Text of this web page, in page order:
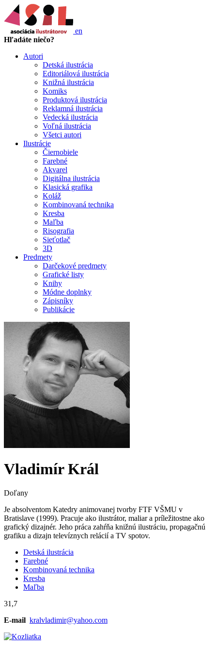
en
Hľadáte niečo?
Autori
Detská ilustrácia
Editoriálová ilustrácia
Knižná ilustrácia
Komiks
Produktová ilustrácia
Reklamná ilustrácia
Vedecká ilustrácia
Voľná ilustrácia
Všetci autori
Ilustrácie
Čiernobiele
Farebné
Akvarel
Digitálna ilustrácia
Klasická grafika
Koláž
Kombinovaná technika
Kresba
Maľba
Risografia
Sieťotlač
3D
Predmety
Darčekové predmety
Grafické listy
Knihy
Módne doplnky
Zápisníky
Publikácie
Vladimír Král
Doľany
Je absolventom Katedry animovanej tvorby FTF VŠMU v
Bratislave (1999). Pracuje ako ilustrátor, maliar a príležitostne ako
grafický dizajnér. Jeho práca zahŕňa knižnú ilustráciu, propagačnú
grafiku a dizajn televíznych relácií a TV spotov.
Detská ilustrácia
Farebné
Kombinovaná technika
Kresba
Maľba
31,7
E-mail kralvladimir@yahoo.com